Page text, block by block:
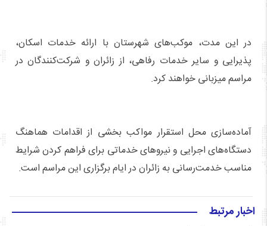
در این مدت، موکب‌های شهرستان با ارائه خدمات اسکان،
پذیرایی و سایر خدمات رفاهی، از زائران و شرکت‌کنندگان در
مراسم میزبانی خواهند کرد.
آماده‌سازی محل استقرار مواکب بخشی از اقدامات هماهنگ
دستگاه‌های اجرایی و نیروهای خدماتی برای فراهم کردن شرایط
مناسب خدمت‌رسانی به زائران در ایام برگزاری این مراسم است.
اخبار مرتبط